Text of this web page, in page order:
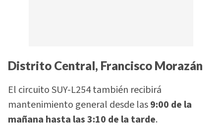
Distrito Central, Francisco Morazán
El circuito SUY-L254 también recibirá
mantenimiento general desde las9:00 de la
mañana hasta las 3:10 de la tarde.